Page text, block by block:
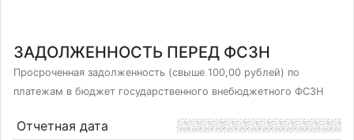
ЗАДОЛЖЕННОСТЬ ПЕРЕД ФСЗН
Просроченная задолженность (свыше 100,00 рублей) по
платежам в бюджет государственного внебюджетного ФСЗН
Отчетная дата